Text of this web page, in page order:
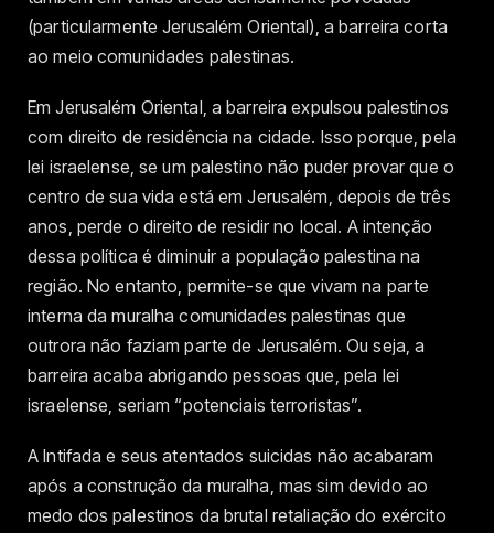
(particularmente Jerusalém Oriental), a barreira corta
ao meio comunidades palestinas.
Em Jerusalém Oriental, a barreira expulsou palestinos
com direito de residência na cidade. Isso porque, pela
lei israelense, se um palestino não puder provar que o
centro de sua vida está em Jerusalém, depois de três
anos, perde o direito de residir no local. A intenção
dessa política é diminuir a população palestina na
região. No entanto, permite-se que vivam na parte
interna da muralha comunidades palestinas que
outrora não faziam parte de Jerusalém. Ou seja, a
barreira acaba abrigando pessoas que, pela lei
israelense, seriam “potenciais terroristas”.
A Intifada e seus atentados suicidas não acabaram
após a construção da muralha, mas sim devido ao
medo dos palestinos da brutal retaliação do exército